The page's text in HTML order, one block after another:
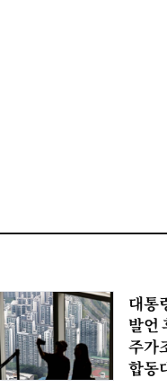
대통
발언
주가
합동